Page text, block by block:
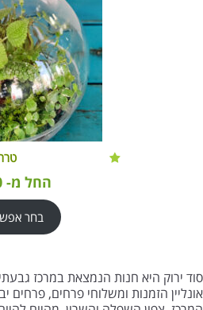
החל מ-
בחר
סוד ירוק היא חנות הנמצאת במרכז
אונליין הזמנות ומשלוחי פרחים, פרחים